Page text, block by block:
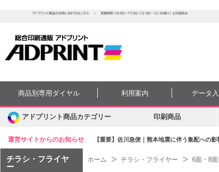
運営サイトからのお知らせ 【重要】佐川急便｜熊本地震に伴う集配への
商品別専用ダイヤル 利用案内 データ
アドプリント商品カテゴリー 印刷商品
チラシ・フライヤ
ー
ホーム チラシ・フライヤー 6面・8